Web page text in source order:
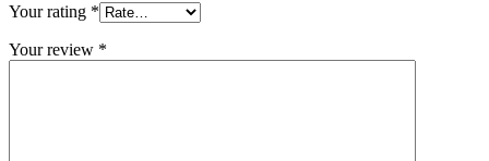
Your rating *
Your review *